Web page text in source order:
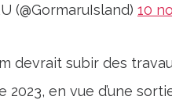
(@GormaruIsland) 10
devrait subir des
2023, en vue d’une